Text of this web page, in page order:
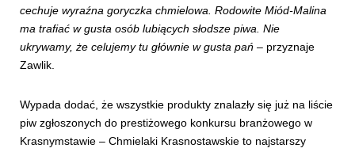
cechuje wyraźna goryczka chmielowa. Rodowite Miód-Malina
ma trafiać w gusta osób lubiących słodsze piwa. Nie
ukrywamy, że celujemy tu głównie w gusta pań – przyznaje
Zawlik.
Wypada dodać, że wszystkie produkty znalazły się już na liście
piw zgłoszonych do prestiżowego konkursu branżowego w
Krasnymstawie – Chmielaki Krasnostawskie to najstarszy